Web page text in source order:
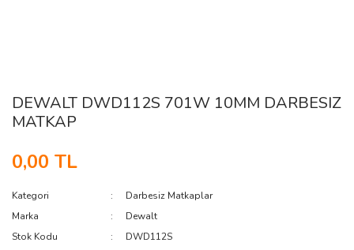
DEWALT DWD112S 701W 10MM DARBESIZ
MATKAP
0,00 TL
Kategori
Darbesiz Matkaplar
Marka
Dewalt
Stok Kodu
DWD112S